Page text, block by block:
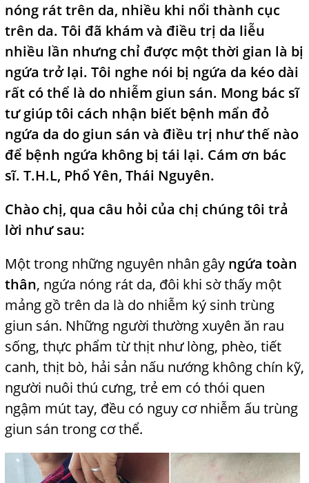
nóng rát trên da, nhiều khi nổi thành cục
trên da. Tôi đã khám và điều trị da liễu
nhiều lần nhưng chỉ được một thời gian là bị
ngứa trở lại. Tôi nghe nói bị ngứa da kéo dài
rất có thể là do nhiễm giun sán. Mong bác sĩ
tư giúp tôi cách nhận biết bệnh mẩn đỏ
ngứa da do giun sán và điều trị như thế nào
để bệnh ngứa không bị tái lại. Cám ơn bác
sĩ. T.H.L, Phổ Yên, Thái Nguyên.
Chào chị, qua câu hỏi của chị chúng tôi trả
lời như sau:
Một trong những nguyên nhân gây ngứa toàn
thân, ngứa nóng rát da, đôi khi sờ thấy một
mảng gồ trên da là do nhiễm ký sinh trùng
giun sán. Những người thường xuyên ăn rau
sống, thực phẩm từ thịt như lòng, phèo, tiết
canh, thịt bò, hải sản nấu nướng không chín kỹ,
người nuôi thú cưng, trẻ em có thói quen
ngậm mút tay, đều có nguy cơ nhiễm ấu trùng
giun sán trong cơ thể.